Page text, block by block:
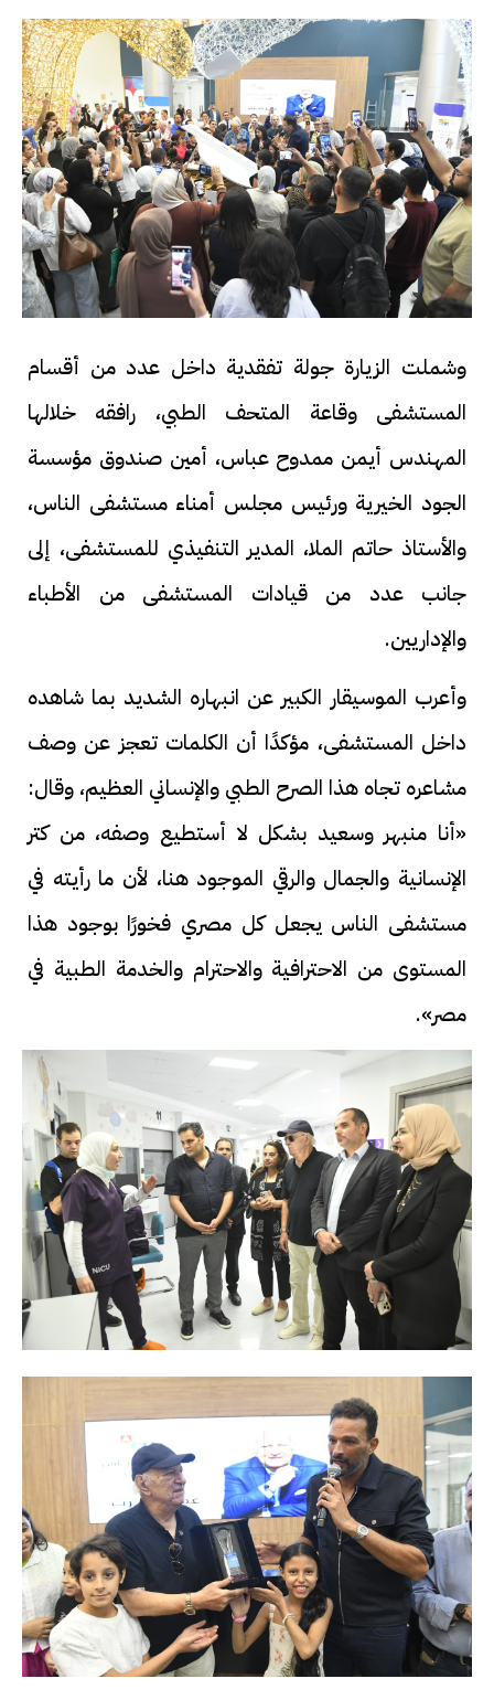
وشملت الزيارة جولة تفقدية داخل عدد من أقسام
المستشفى وقاعة المتحف الطبي، رافقه خلالها
المهندس أيمن ممدوح عباس، أمين صندوق مؤسسة
الجود الخيرية ورئيس مجلس أمناء مستشفى الناس،
والأستاذ حاتم الملا، المدير التنفيذي للمستشفى، إلى
جانب عدد من قيادات المستشفى من الأطباء
والإداريين.
وأعرب الموسيقار الكبير عن انبهاره الشديد بما شاهده
داخل المستشفى، مؤكدًا أن الكلمات تعجز عن وصف
مشاعره تجاه هذا الصرح الطبي والإنساني العظيم، وقال:
«أنا منبهر وسعيد بشكل لا أستطيع وصفه، من كتر
الإنسانية والجمال والرقي الموجود هنا، لأن ما رأيته في
مستشفى الناس يجعل كل مصري فخورًا بوجود هذا
المستوى من الاحترافية والاحترام والخدمة الطبية في
مصر».